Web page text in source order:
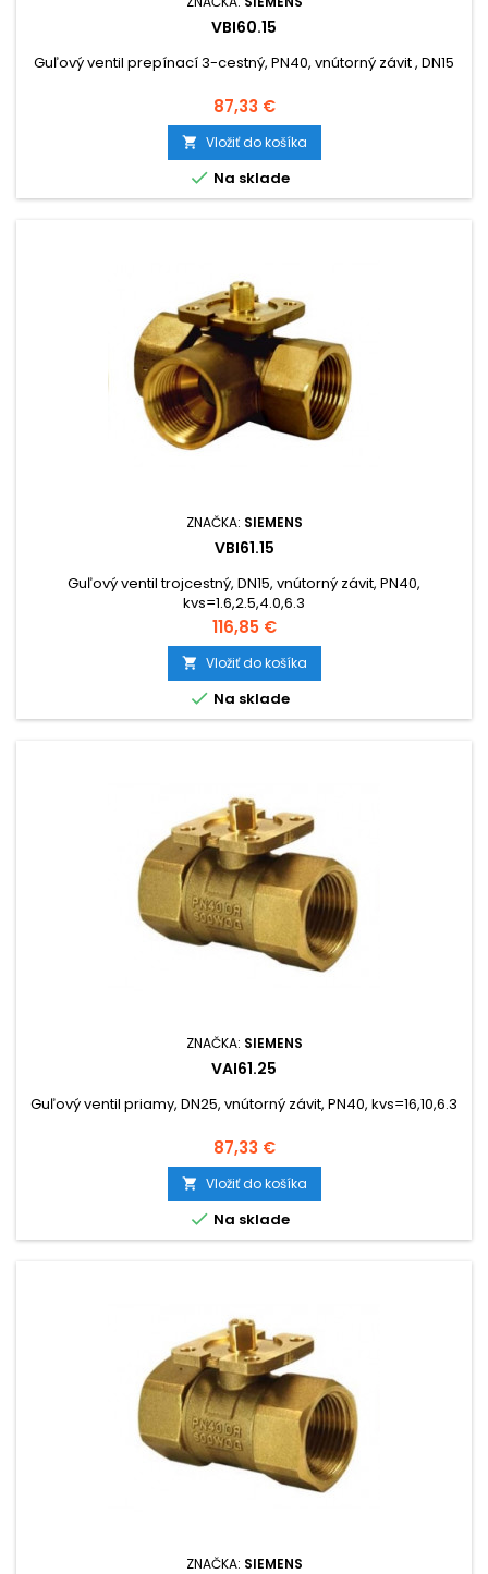
VBI60.15
Guľový ventil prepínací 3-cestný, PN40, vnútorný závit , DN15
Cena
87,33 €
 Vložiť do košíka
 Na sklade
ZNAČKA: SIEMENS
VBI61.15
Guľový ventil trojcestný, DN15, vnútorný závit, PN40,
kvs=1.6,2.5,4.0,6.3
Cena
116,85 €
 Vložiť do košíka
 Na sklade
ZNAČKA: SIEMENS
VAI61.25
Guľový ventil priamy, DN25, vnútorný závit, PN40, kvs=16,10,6.3
Cena
87,33 €
 Vložiť do košíka
 Na sklade
ZNAČKA: SIEMENS